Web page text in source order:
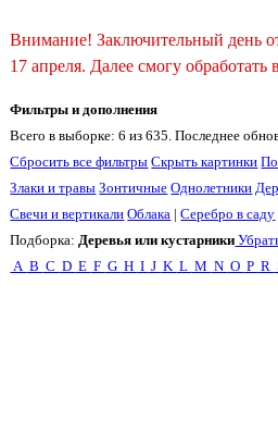
Внимание! Заключительный день
17 апреля. Далее смогу обработать
Фильтры и дополнения
Всего в выборке: 6 из 635. Последнее
Сбросить все фильтры Скрыть картинки
Злаки и травы Зонтичные Однолетники
Свечи и вертикали Облака |Серебро в саду
Подборка:Деревья или кустарники
A B C D E F G H I J K L M N O P R